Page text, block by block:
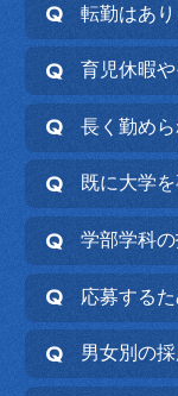
転勤はあ
育児休暇
長く勤め
既に大学
学部学科
応募する
男女別の